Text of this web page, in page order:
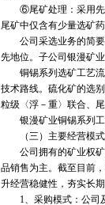
⑥尾矿处理：采用先进
尾矿中仅含有少量选矿
公司采选业务的简要
先地位。子公司银漫矿
铜锡系列选矿工艺流
技术路线。硫化矿的选
粒级〈浮－重〉联合、
银漫矿业铜锡系列工
（三）主要经营模式
公司拥有的矿业权矿
品销售为主。截至目前
升经营稳健性，夯实长
1、采购模式：公司及